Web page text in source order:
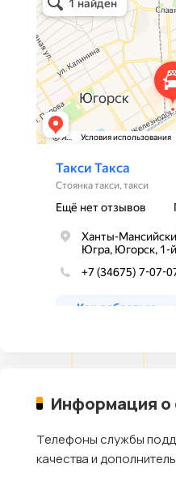
Информация о
Телефоны службы
качества и